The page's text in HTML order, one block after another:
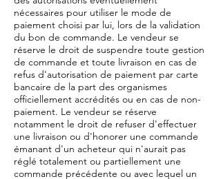
nécessaires pour utiliser le mode de
paiement choisi par lui, lors de la validation
du bon de commande. Le vendeur se
réserve le droit de suspendre toute gestion
de commande et toute livraison en cas de
refus d'autorisation de paiement par carte
bancaire de la part des organismes
officiellement accrédités ou en cas de non-
paiement. Le vendeur se réserve
notamment le droit de refuser d'effectuer
une livraison ou d'honorer une commande
émanant d'un acheteur qui n'aurait pas
réglé totalement ou partiellement une
commande précédente ou avec lequel un